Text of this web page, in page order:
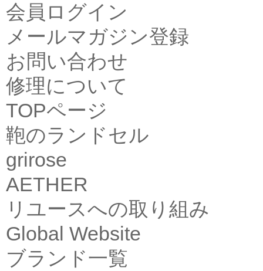
会員ログイン
メールマガジン登録
お問い合わせ
修理について
TOPページ
鞄のランドセル
grirose
AETHER
リユースへの取り組み
Global Website
ブランド一覧